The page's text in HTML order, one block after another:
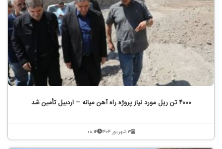
۴۰۰۰ تن ریل مورد نیاز پروژه راه آهن میانه – اردبیل تأمین شد
۳ شهریور ۱۴۰۴ ۰۸:۱۴